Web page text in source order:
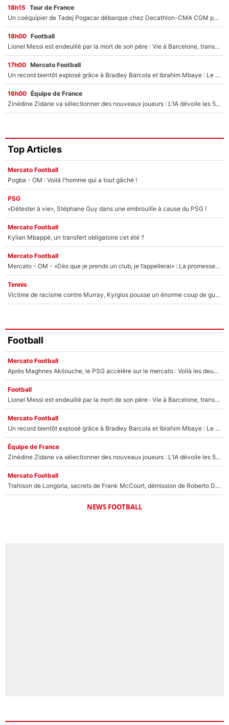
18h15 Tour de France
Un coéquipier de Tadej Pogacar débarque chez Decathlon-CMA CGM pour épauler Paul Seixas : «Mes meilleures années sont à venir»
18h00 Football
Lionel Messi est endeuillé par la mort de son père : Vie à Barcelone, transfert au PSG... voilà comment Jorge Messi a joué un rôle essentiel dans sa carrière !
17h00 Mercato Football
Un record bientôt explosé grâce à Bradley Barcola et Ibrahim Mbaye : Le PSG sur le point de réaliser un mercato historique ?
16h00 Équipe de France
Zinédine Zidane va sélectionner des nouveaux joueurs : L’IA dévoile les 5 cracks qui pourraient rapidement le rejoindre en équipe de France !
Top Articles
Mercato Football
Pogba - OM : Voilà l'homme qui a tout gâché !
PSG
«Détester à vie», Stéphane Guy dans une embrouille à cause du PSG !
Mercato Football
Kylian Mbappé, un transfert obligatoire cet été ?
Mercato Football
Mercato - OM - «Dès que je prends un club, je t’appellerai» : La promesse de Marcelino au moment de claquer la porte
Tennis
Victime de racisme contre Murray, Kyrgios pousse un énorme coup de gueule !
Football
Mercato Football
Après Maghnes Akliouche, le PSG accèlère sur le mercato : Voilà les deux nouvelles recrues qui vont signer la semaine prochaine ?
Football
Lionel Messi est endeuillé par la mort de son père : Vie à Barcelone, transfert au PSG... voilà comment Jorge Messi a joué un rôle essentiel dans sa carrière !
Mercato Football
Un record bientôt explosé grâce à Bradley Barcola et Ibrahim Mbaye : Le PSG sur le point de réaliser un mercato historique ?
Équipe de France
Zinédine Zidane va sélectionner des nouveaux joueurs : L’IA dévoile les 5 cracks qui pourraient rapidement le rejoindre en équipe de France !
Mercato Football
Trahison de Longoria, secrets de Frank McCourt, démission de Roberto De Zerbi : Medhi Benatia se lâche sur son départ de l'OM et fait d'importantes révélations
NEWS FOOTBALL